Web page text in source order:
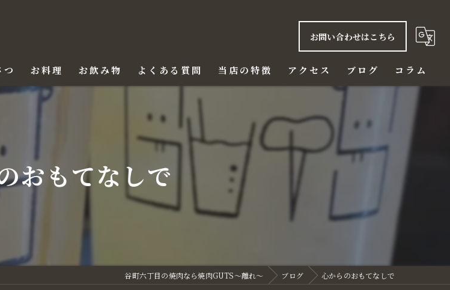
お問い合わせはこちら
つ お料理 お飲み物 よくある質問 当店の特徴
赤身
ハラミ
ビール
アクセス ブログ コラム
おもてなしで
谷町六丁目の焼肉なら焼肉GUTS～離れ～ ブログ 心からのおもてなしで